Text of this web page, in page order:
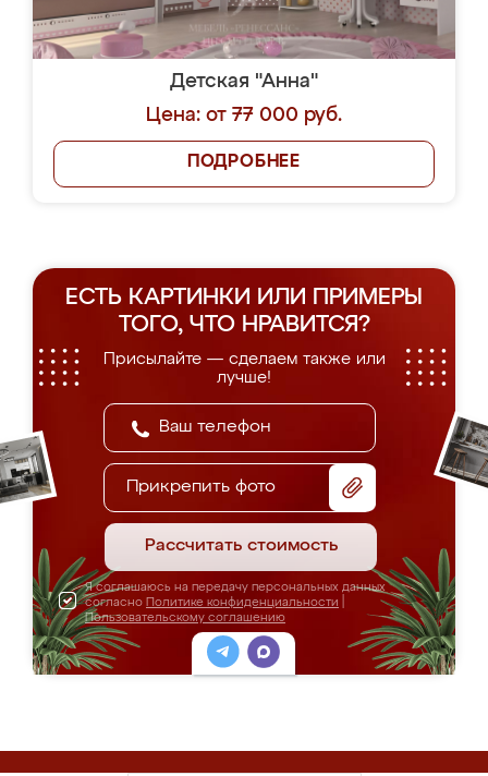
Детская "Анна"
Цена: от 77 000 руб.
ПОДРОБНЕЕ
ЕСТЬ КАРТИНКИ ИЛИ ПРИМЕРЫ
ТОГО, ЧТО НРАВИТСЯ?
Присылайте — сделаем также или
лучше!
Прикрепить фото
Рассчитать стоимость
Я соглашаюсь на передачу персональных данных
согласно Политике конфиденциальности
Пользовательскому соглашению